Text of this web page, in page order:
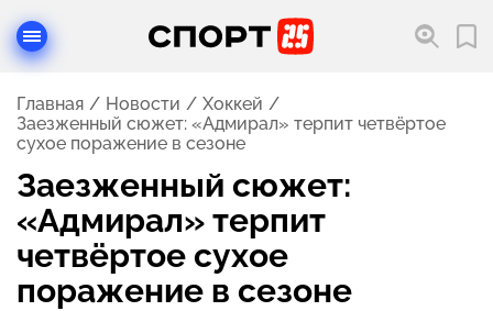
Главная Новости
Хоккей
Заезженный сюжет: «Адмирал» терпит четвёртое
сухое поражение в сезоне
Заезженный сюжет:
«Адмирал» терпит
четвёртое сухое
поражение в сезоне